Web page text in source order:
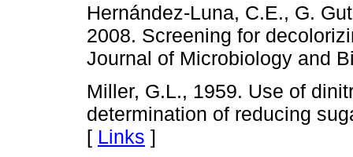
Hernández-Luna, C.E., G.
2008. Screening for
Journal of Microbiology and
Miller, G.L., 1959. Use of
determination of reducing
[ Links ]